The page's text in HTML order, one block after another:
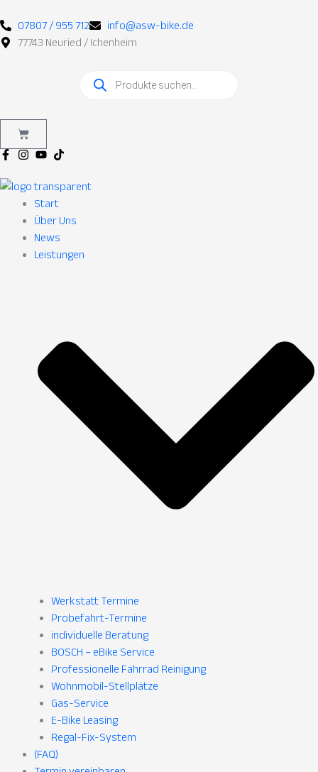
Inhalt
springen
07807 / 955 712
info@asw-bike.de
77743 Neuried / Ichenheim
search
Warenkorb
Start
Über Uns
News
Leistungen
Werkstatt Termine
Probefahrt-Termine
individuelle Beratung
BOSCH – eBike Service
Professionelle Fahrrad Reinigung
Wohnmobil-Stellplätze
Gas-Service
E-Bike Leasing
Regal-Fix-System
(FAQ)